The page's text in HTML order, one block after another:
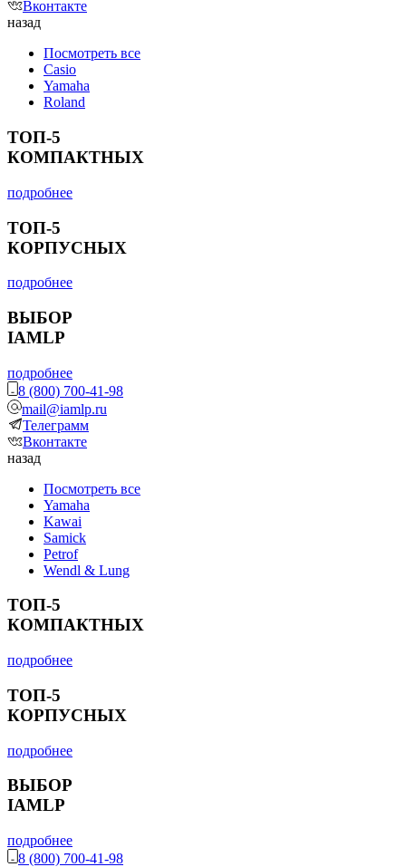
Вконтакте
назад
Посмотреть все
Casio
Yamaha
Roland
ТОП-5
КОМПАКТНЫХ
подробнее
ТОП-5
КОРПУСНЫХ
подробнее
ВЫБОР
IAMLP
подробнее
8 (800) 700-41-98
mail@iamlp.ru
Телеграмм
Вконтакте
назад
Посмотреть все
Yamaha
Kawai
Samick
Petrof
Wendl & Lung
ТОП-5
КОМПАКТНЫХ
подробнее
ТОП-5
КОРПУСНЫХ
подробнее
ВЫБОР
IAMLP
подробнее
8 (800) 700-41-98